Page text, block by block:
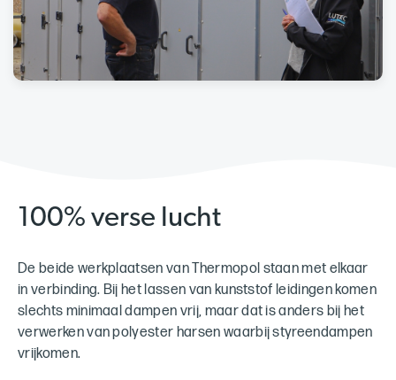
100% verse lucht
De beide werkplaatsen van Thermopol staan met elkaar
in verbinding. Bij het lassen van kunststof leidingen komen
slechts minimaal dampen vrij, maar dat is anders bij het
verwerken van polyester harsen waarbij styreendampen
vrijkomen.